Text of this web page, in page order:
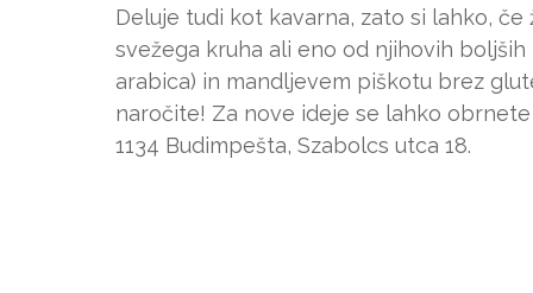
Deluje tudi kot kavarna, zato si lahko,
svežega kruha ali eno od njihovih
arabica) in mandljevem piškotu brez
naročite! Za nove ideje se lahko
1134 Budimpešta, Szabolcs utca 18.